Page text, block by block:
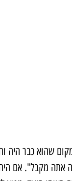
שהוא כבר
אתה מקבל". אם